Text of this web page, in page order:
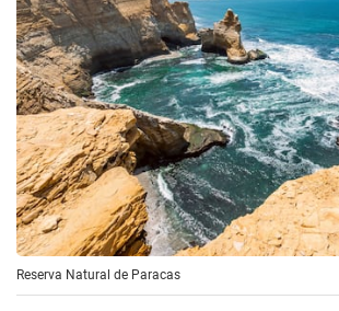
Reserva Natural de Paracas